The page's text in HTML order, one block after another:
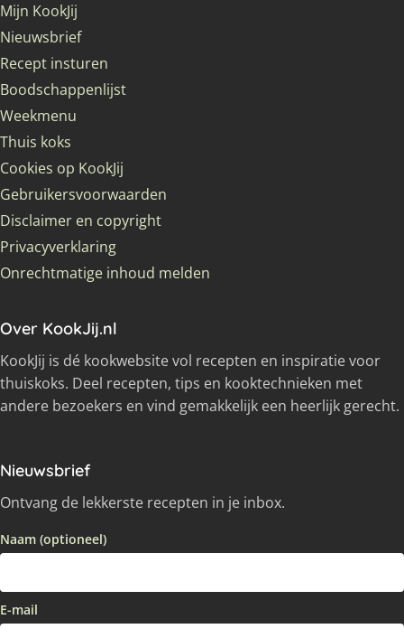
Mijn KookJij
Nieuwsbrief
Recept insturen
Boodschappenlijst
Weekmenu
Thuis koks
Cookies op KookJij
Gebruikersvoorwaarden
Disclaimer en copyright
Privacyverklaring
Onrechtmatige inhoud melden
Over KookJij.nl
KookJij is dé kookwebsite vol recepten en inspiratie voor
thuiskoks. Deel recepten, tips en kooktechnieken met
andere bezoekers en vind gemakkelijk een heerlijk gerecht.
Nieuwsbrief
Ontvang de lekkerste recepten in je inbox.
Naam (optioneel)
E-mail